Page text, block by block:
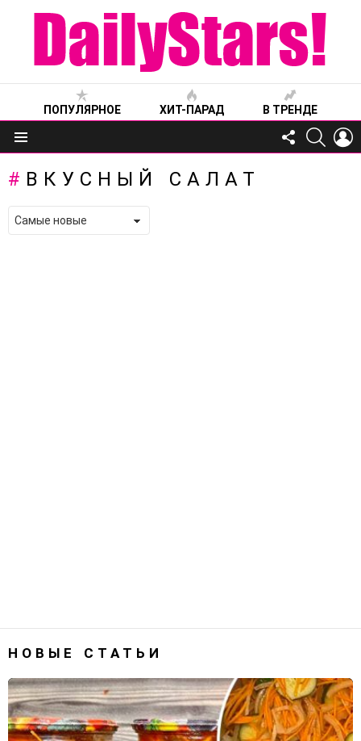
ПОПУЛЯРНОЕ ХИТ-ПАРАД В ТРЕНДЕ
Меню
FOLLOW
US
ВКУСНЫЙ САЛАТ
НОВЫЕ СТАТЬИ